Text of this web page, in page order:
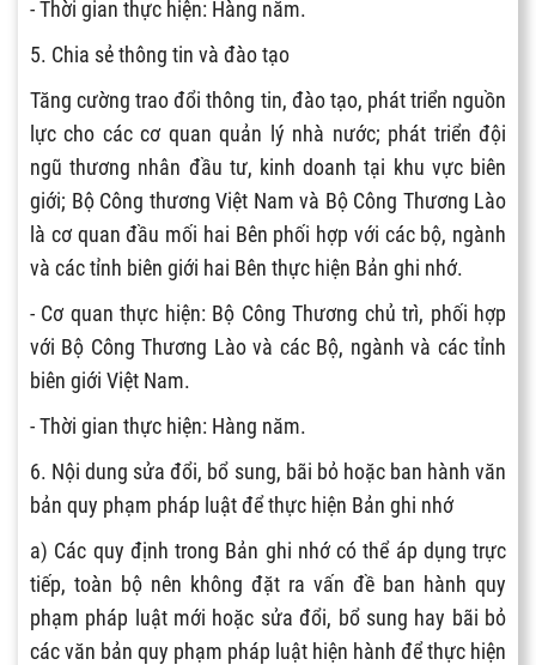
- Thời gian thực hiện: Hàng năm.
5. Chia sẻ thông tin và đào tạo
Tăng cường trao đổi thông tin, đào tạo, phát triển nguồn
lực cho các cơ quan quản lý nhà nước; phát triển đội
ngũ thương nhân đầu tư, kinh doanh tại khu vực biên
giới; Bộ Công thương Việt Nam và Bộ Công Thương Lào
là cơ quan đầu mối hai Bên phối hợp với các bộ, ngành
và các tỉnh biên giới hai Bên thực hiện Bản ghi nhớ.
- Cơ quan thực hiện: Bộ Công Thương chủ trì, phối hợp
với Bộ Công Thương Lào và các Bộ, ngành và các tỉnh
biên giới Việt Nam.
- Thời gian thực hiện: Hàng năm.
6. Nội dung sửa đổi, bổ sung, bãi bỏ hoặc ban hành văn
bản quy phạm pháp luật để thực hiện Bản ghi nhớ
a) Các quy định trong Bản ghi nhớ có thể áp dụng trực
tiếp, toàn bộ nên không đặt ra vấn đề ban hành quy
phạm pháp luật mới hoặc sửa đổi, bổ sung hay bãi bỏ
các văn bản quy phạm pháp luật hiện hành để thực hiện